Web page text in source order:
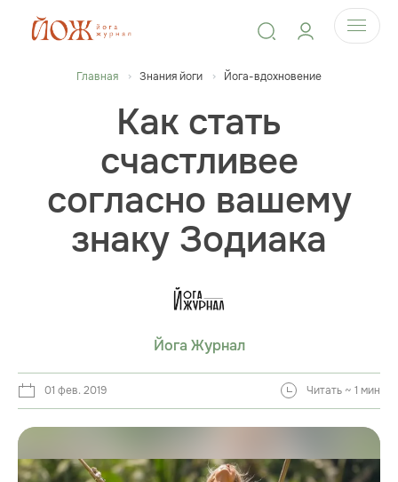
Главная Знания йоги Йога-вдохновение
Как стать
счастливее
согласно вашему
знаку Зодиака
Йога Журнал
01 фев. 2019 Читать ~ 1 мин